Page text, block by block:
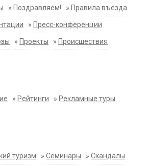
» Поздравляем! » Правила въезда
» Пресс-конференции
» Проекты » Происшествия
» Рейтинги » Рекламные туры
туризм » Семинары » Скандалы